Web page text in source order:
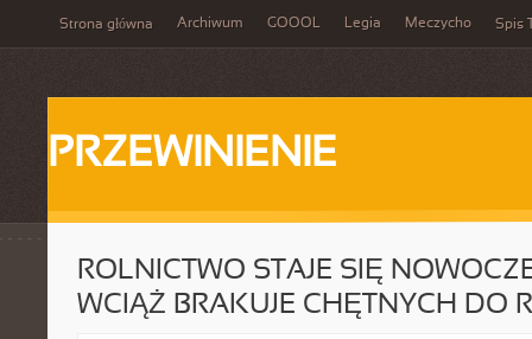
Strona główna Archiwum GOOOL Legia Meczycho Spis
PRZEWINIENIE
ROLNICTWO STAJE SIĘ
WCIĄŻ BRAKUJE CHĘTNYCH DO